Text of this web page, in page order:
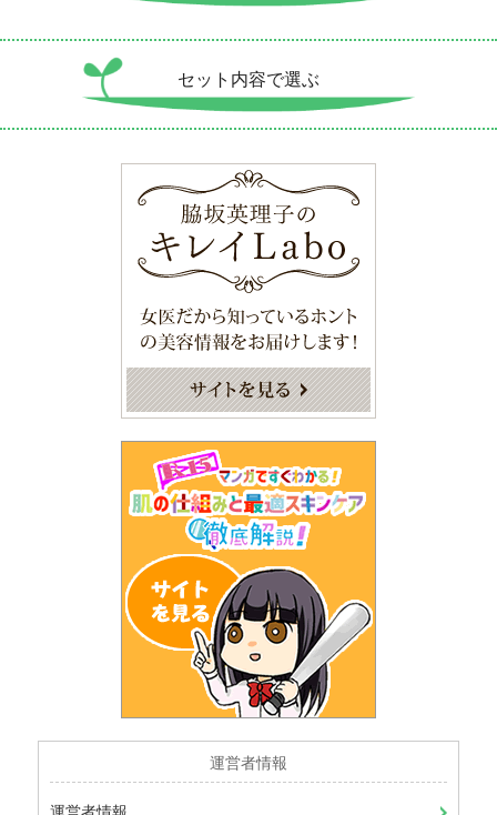
セット内容で選ぶ
運営者情報
運営者情報